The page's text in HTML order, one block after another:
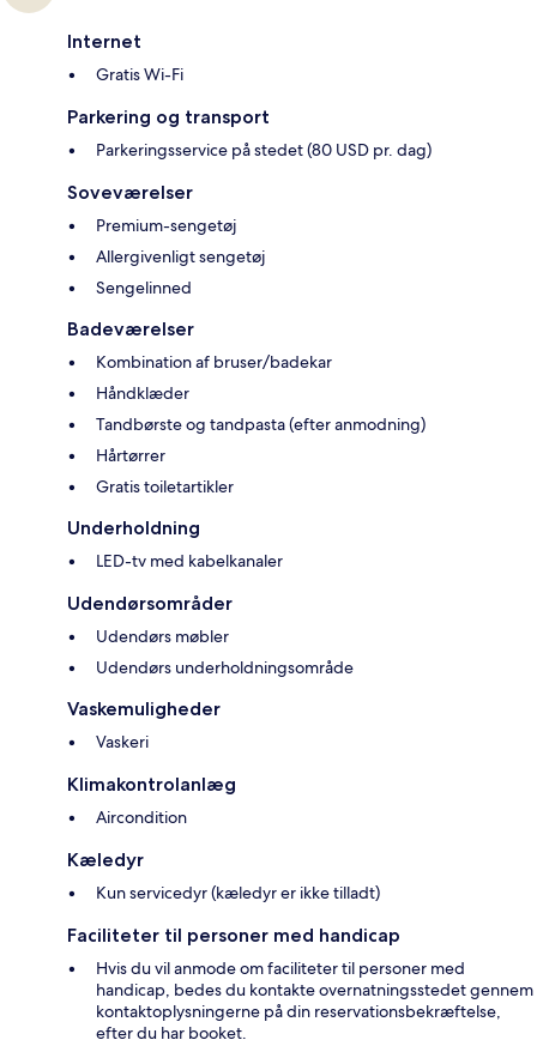
Internet
Gratis Wi-Fi
Parkering og transport
Parkeringsservice på stedet (80 USD pr. dag)
Soveværelser
Premium-sengetøj
Allergivenligt sengetøj
Sengelinned
Badeværelser
Kombination af bruser/badekar
Håndklæder
Tandbørste og tandpasta (efter anmodning)
Hårtørrer
Gratis toiletartikler
Underholdning
LED-tv med kabelkanaler
Udendørsområder
Udendørs møbler
Udendørs underholdningsområde
Vaskemuligheder
Vaskeri
Klimakontrolanlæg
Aircondition
Kæledyr
Kun servicedyr (kæledyr er ikke tilladt)
Faciliteter til personer med handicap
Hvis du vil anmode om faciliteter til personer med
handicap, bedes du kontakte overnatningsstedet gennem
kontaktoplysningerne på din reservationsbekræftelse,
efter du har booket.